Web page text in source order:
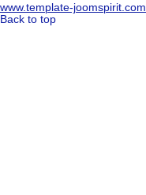
www.template-joomspirit.com
Back to top